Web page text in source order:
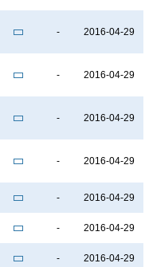
- 2016-04-29
- 2016-04-29
- 2016-04-29
- 2016-04-29
- 2016-04-29
- 2016-04-29
- 2016-04-29